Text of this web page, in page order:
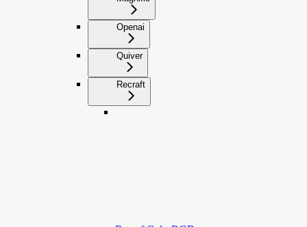
Openai
Quiver
Recraft